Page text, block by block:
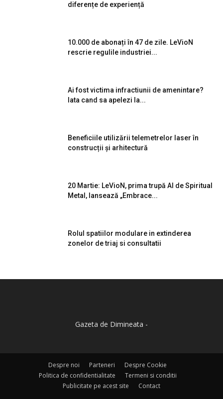
diferențe de experiență
10.000 de abonați în 47 de zile. LeVioN
rescrie regulile industriei...
Ai fost victima infractiunii de amenintare?
Iata cand sa apelezi la...
Beneficiile utilizării telemetrelor laser în
construcții și arhitectură
20 Martie: LeVioN, prima trupă AI de Spiritual
Metal, lansează „Embrace...
Rolul spatiilor modulare in extinderea
zonelor de triaj si consultatii
Gazeta de Dimineata -
Despre noi Parteneri
Despre Cookie
Politica de confidentialitate
Termeni si conditii
Publicitate pe acest site
Contact